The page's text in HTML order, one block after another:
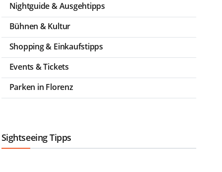
Nightguide & Ausgehtipps
Bühnen & Kultur
Shopping & Einkaufstipps
Events & Tickets
Parken in Florenz
Sightseeing Tipps